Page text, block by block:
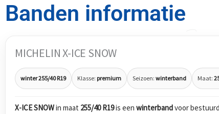
Banden informatie
MICHELIN X-ICE SNOW
winter 255/40 R19 Klasse: premium Seizoen: winterband Maat:
X-ICE SNOWin maat 255/40 R19is een winterbandvoor